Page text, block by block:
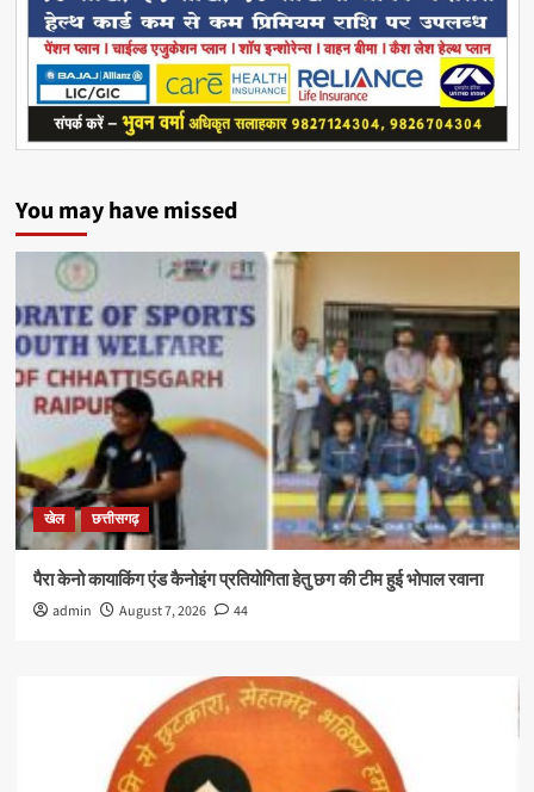
You may have missed
खेल छत्तीसगढ़
पैरा केनो कायाकिंग एंड कैनोइंग प्रतियोगिता हेतु छग की टीम हुई भोपाल रवाना
admin August 7, 2026 44